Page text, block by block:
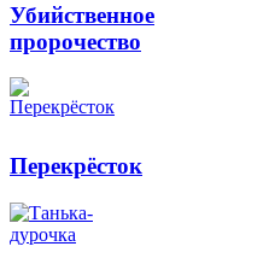
Убийственное
пророчество
Перекрёсток